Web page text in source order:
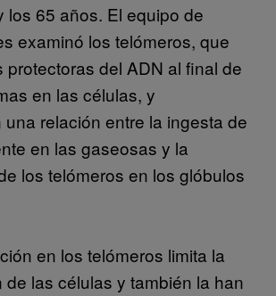
los 65 años. El equipo de
examinó los telómeros, que
protectoras del ADN al final de
en las células, y
relación entre la ingesta de
en las gaseosas y la
los telómeros en los glóbulos
en los telómeros limita la
de las células y también la han